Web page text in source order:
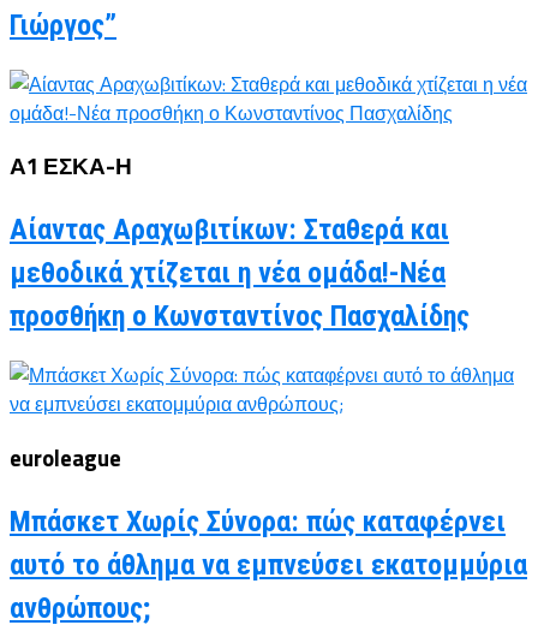
Γιώργος”
Α1 ΕΣΚΑ-Η
Αίαντας Αραχωβιτίκων: Σταθερά και
μεθοδικά χτίζεται η νέα ομάδα!-Νέα
προσθήκη ο Κωνσταντίνος Πασχαλίδης
euroleague
Μπάσκετ Χωρίς Σύνορα: πώς καταφέρνει
αυτό το άθλημα να εμπνεύσει εκατομμύρια
ανθρώπους;